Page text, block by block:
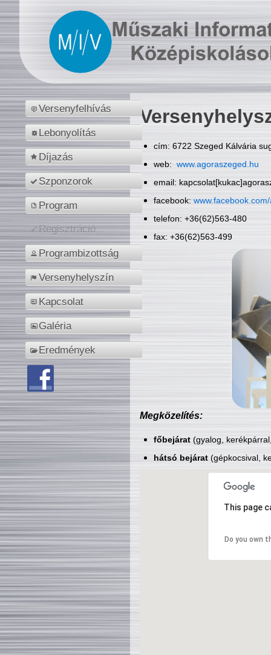
Versenyfelhívás
Lebonyolítás
Díjazás
Szponzorok
Program
Regisztráció
Programbizottság
Versenyhelyszín
Kapcsolat
Galéria
Eredmények
cím: 6722 Szeged Kálvária
web: www.agoraszeged.hu
email:
facebook:
telefon: +36(62)563-480
fax: +36(62)563-499
Megközelítés:
főbejárat(gyalog,
hátsó bejárat(gépkocsival,
This page
Do you own